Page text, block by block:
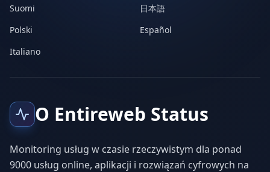
Suomi
日本語
Polski
Español
Italiano
O Entireweb Status
Monitoring usług w czasie rzeczywistym dla ponad
9000 usług online, aplikacji i rozwiązań cyfrowych na